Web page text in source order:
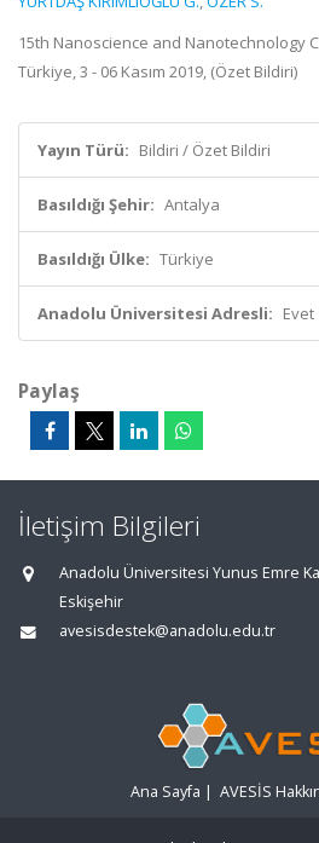
15th Nanoscience and Nanotechnology
Türkiye, 3 - 06 Kasım 2019, (Özet Bildiri)
Yayın Türü: Bildiri / Özet Bildiri
Basıldığı Şehir: Antalya
Basıldığı Ülke: Türkiye
Anadolu Üniversitesi Adresli: Evet
Paylaş
İletişim Bilgileri
Anadolu Üniversitesi Yunus Emre
Eskişehir
avesisdestek@anadolu.edu.tr
Ana Sayfa | AVESİS